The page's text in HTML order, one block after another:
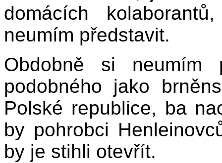
domácích
neumím představit.
Obdobně si
podobného jako
Polské republice, ba
by pohrobci
by je stihli otevřít.